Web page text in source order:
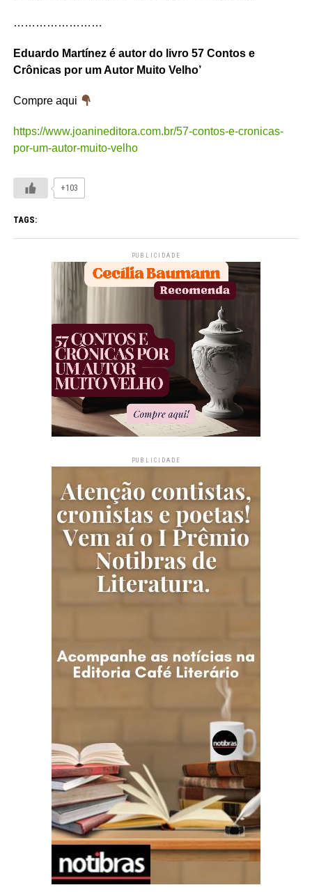
……………………
Eduardo Martínez é autor do livro 57 Contos e
Crônicas por um Autor Muito Velho’
Compre aqui
https://www.joanineditora.com.br/57-contos-e-cronicas-
por-um-autor-muito-velho
+103
TAGS:
PUBLICIDADE
PUBLICIDADE